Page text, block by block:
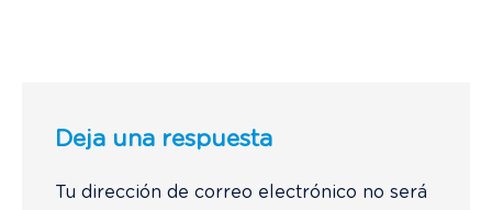
Deja una respuesta
Tu dirección de correo electrónico no será